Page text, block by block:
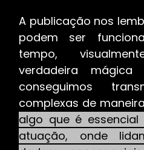
A publicação nos
podem ser
tempo,
verdadeira mágica
conseguimos
complexas de
algo que é
atuação, onde